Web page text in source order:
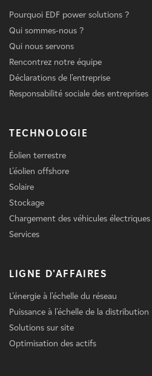
Pourquoi EDF power solutions ?
Qui sommes-nous ?
Qui nous servons
Rencontrez notre équipe
Déclarations de l'entreprise
Responsabilité sociale des entreprises
TECHNOLOGIE
Éolien terrestre
L'éolien offshore
Solaire
Stockage
Chargement des véhicules électriques
Services
LIGNE D'AFFAIRES
L'énergie à l'échelle du réseau
Puissance à l'échelle de la distribution
Solutions sur site
Optimisation des actifs